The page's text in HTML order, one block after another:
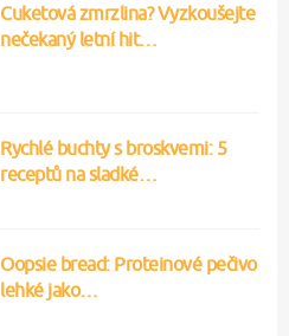
Cuketová zmrzlina? Vyzkoušejte
nečekaný letní hit…
Rychlé buchty s broskvemi: 5
receptů na sladké…
Oopsie bread: Proteinové pečivo
lehké jako…